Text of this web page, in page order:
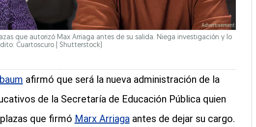
que autorizó Max Arriaga antes de su salida. Niega investigación y lo
Cuartoscuro | Shutterstock)
afirmó que será la nueva administración de la
de la Secretaría de Educación Pública quien
que firmó Marx Arriagaantes de dejar su cargo.